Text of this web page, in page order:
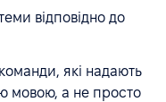
відповідно до
які надають
мовою, а не просто